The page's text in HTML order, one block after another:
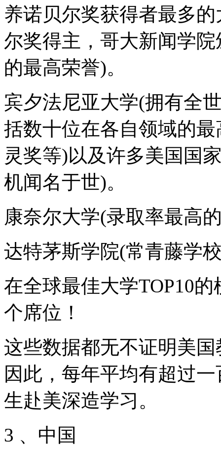
养诺贝尔奖获得者最多
尔奖得主，哥大新闻学
的最高荣誉)。
宾夕法尼亚大学(拥有全
括数十位在各自领域的
灵奖等)以及许多美国国
机闻名于世)。
康奈尔大学(录取率最高
达特茅斯学院(常青藤学
在全球最佳大学TOP10
个席位！
这些数据都无不证明美
因此，每年平均有超过
生赴美深造学习。
3 、中国